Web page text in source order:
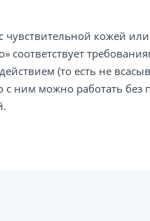
кожей
соответствует
(то есть не
с ним можно работать без